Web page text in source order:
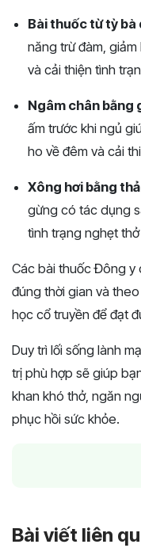
Bài thuốc từ tỳ bà
năng trừ đàm,
và cải thiện tình
Ngâm chân bằng
ấm trước khi ngủ
ho về đêm và cải
Xông hơi bằng
gừng có tác dụng
tình trạng nghẹt
Các bài thuốc Đông y
đúng thời gian và
học cổ truyền để đạt
Duy trì lối sống lành
trị phù hợp sẽ giúp
khan khó thở, ngăn
phục hồi sức khỏe.
Bài viết liên